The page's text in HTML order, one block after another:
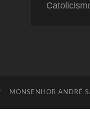
MONSENHOR ANDRÉ